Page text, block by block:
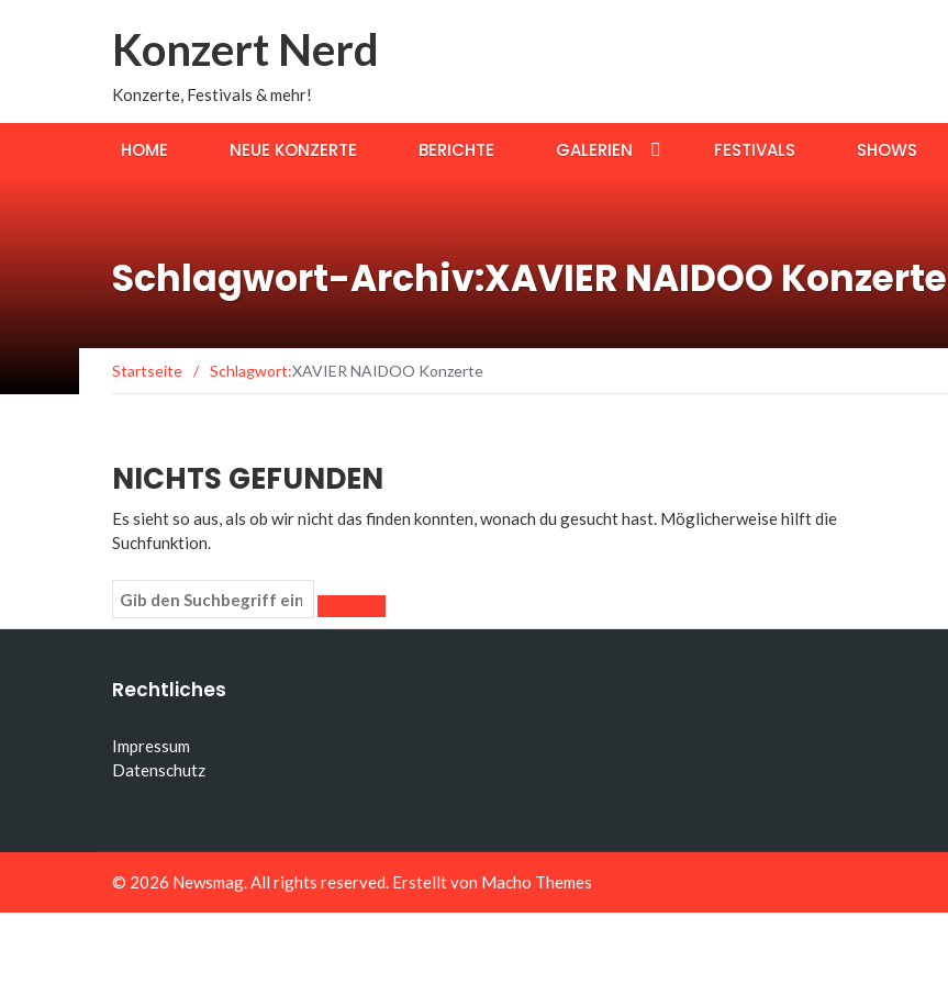
Konzert Nerd
Konzerte, Festivals & mehr!
HOME NEUE KONZERTE BERICHTE GALERIEN FESTIVALS SHOWS
Schlagwort-Archiv:XAVIER NAIDOO Konzerte
Startseite / Schlagwort:XAVIER NAIDOO Konzerte
NICHTS GEFUNDEN
Es sieht so aus, als ob wir nicht das finden konnten, wonach du gesucht hast. Möglicherweise hilft die
Suchfunktion.
Rechtliches
Impressum
Datenschutz
© 2026 Newsmag . All rights reserved. Erstellt von Macho Themes